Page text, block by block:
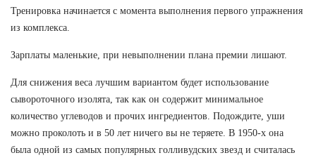
Тренировка начинается с момента выполнения первого упражнения
из комплекса.
Зарплаты маленькие, при невыполнении плана премии лишают.
Для снижения веса лучшим вариантом будет использование
сывороточного изолята, так как он содержит минимальное
количество углеводов и прочих ингредиентов. Подождите, уши
можно проколоть и в 50 лет ничего вы не теряете. В 1950-х она
была одной из самых популярных голливудских звезд и считалась